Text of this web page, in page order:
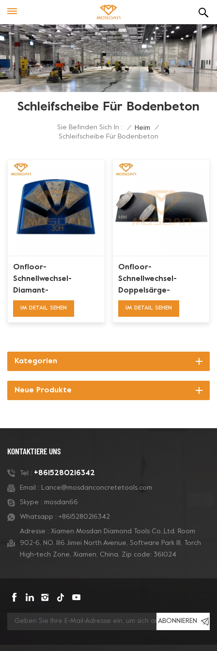
Schleifscheibe Für Bodenbeton
Sie Befinden Sich In : / Heim
/
Schleifscheibe Für Bodenbeton
Onfloor-
Schnellwechsel-
Diamant-
Schleifscheiben mit 5
IM DETAIL SEHEN
Onfloor-
Schnellwechsel-
Doppelsärge-
Segment-
IM DETAIL SEHEN
Kategorien
Neue Produkte
KONTAKTIERE UNS
Tel : +8615280216342
Email : Lance@mosdanconcretetools.com
Skype : mosdan66
Whatsapp : +8615280216342
Adresse : Xiamen Mosdan Diamond Tools Co.,Ltd. Room
902-6, NO. 1116 Jimei North Avenue, Software Park Ill, Torch
High-tech Zone, Xiamen, China. Zip code: 361024
ABONNIEREN